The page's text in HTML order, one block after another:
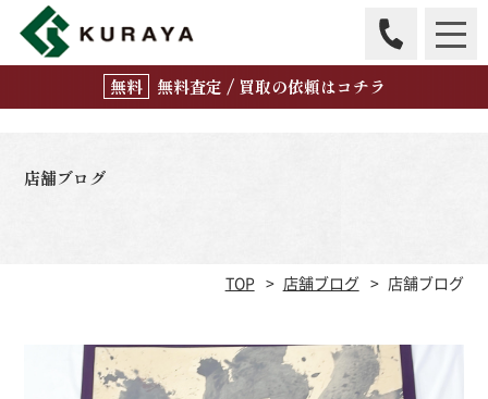
無料査定 / 買取の依頼はコチラ
店舗ブログ
TOP 店舗ブログ 店舗ブログ